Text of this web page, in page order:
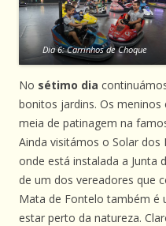
Dia 6: Carrinhos de Choque
No sétimo dia
bonitos jardins. Os
meia de patinagem na
Ainda visitámos o Solar
onde está instalada a Junta
de um dos vereadores que
Mata de Fontelo também é
estar perto da natureza.